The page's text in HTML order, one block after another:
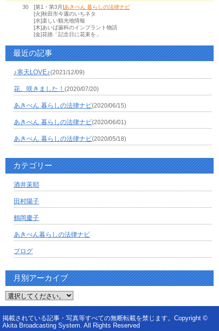
30
[第1・第3月]あきべん 暮らしの法律ナビ
[火]秋田市今週のいちネタ
[水]楽しい観光地情報
[木]あいば歯科のインプラント物語
[金]花徳「記念日に花束を」
最近の記事
♪寒天LOVE♪(2021/12/09)
花、咲きました！(2020/07/20)
あきべん 暮らしの法律ナビ(2020/06/15)
あきべん 暮らしの法律ナビ(2020/06/01)
あきべん 暮らしの法律ナビ(2020/05/18)
カテゴリー
酒井茉耶
田村陽子
鶴岡慶子
あきべん暮らしの法律ナビ
ブログ
月別アーカイブ
掲載されている記事・写真等すべての無断転載を禁じます。Copyright ©
Akita Broadcasting System. All Rights Reserved